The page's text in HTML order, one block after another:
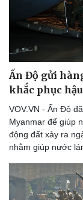
Ấn Độ gửi
khắc phục
VOV.VN - Ấn Độ
Myanmar để giúp
động đất xảy ra
nhằm giúp nước